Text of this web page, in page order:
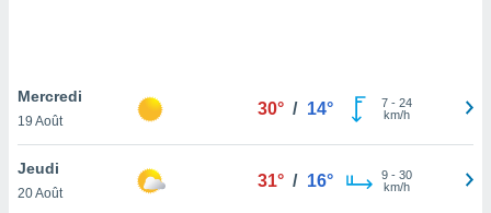
pas
de
Mercredi
19 Août
30° / 14° 7- 24
km/h
Jeudi
20 Août
31° / 16° 9- 30
km/h